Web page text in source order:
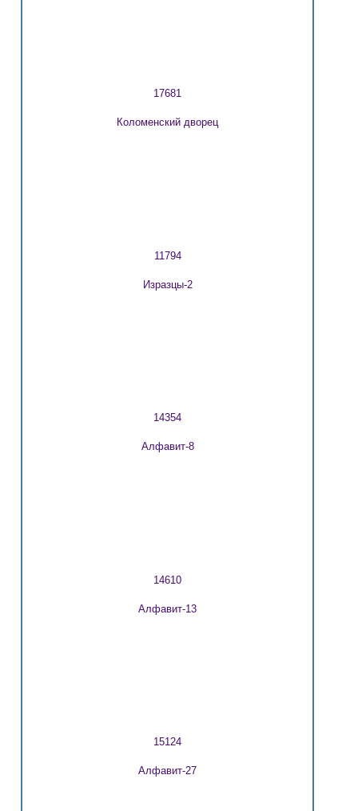
17681
Коломенский дворец
11794
Изразцы-2
14354
Алфавит-8
14610
Алфавит-13
15124
Алфавит-27